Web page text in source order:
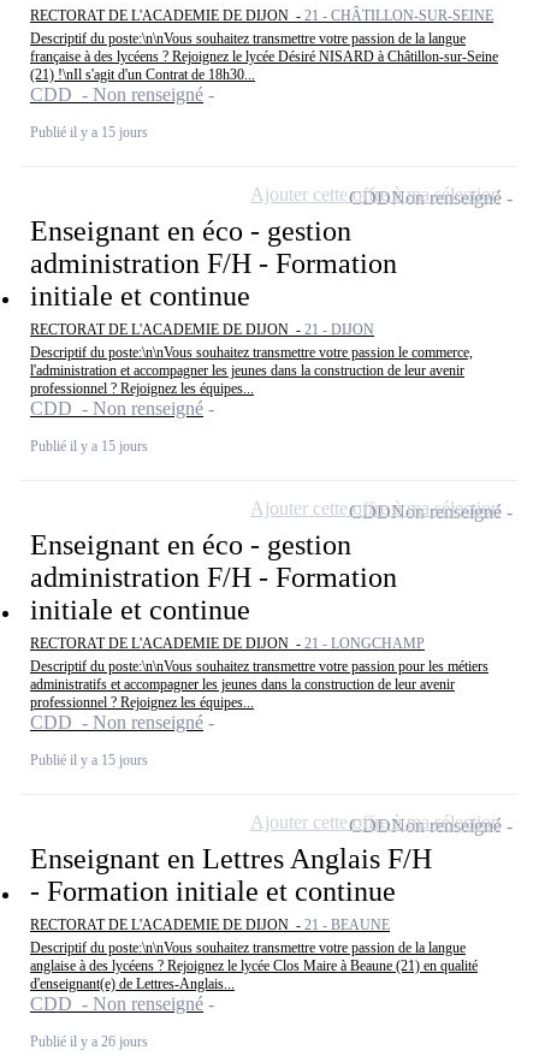
RECTORAT DE L'ACADEMIE DE DIJON - 21 - CHÂTILLON-SUR-SEINE
Descriptif du poste:\n\nVous souhaitez transmettre votre passion de la langue
française à des lycéens ? Rejoignez le lycée Désiré NISARD à Châtillon-sur-Seine
(21) !\nIl s'agit d'un Contrat de 18h30...
CDD - Non renseigné
Publié il y a 15 jours
Enseignant en éco - gestion
administration F/H - Formation
initiale et continue
RECTORAT DE L'ACADEMIE DE DIJON - 21 - DIJON
Descriptif du poste:\n\nVous souhaitez transmettre votre passion le commerce,
l'administration et accompagner les jeunes dans la construction de leur avenir
professionnel ? Rejoignez les équipes...
CDD - Non renseigné
Publié il y a 15 jours
CDDNon renseigné
Ajouter cette offre à ma sélection
Enseignant en éco - gestion
administration F/H - Formation
initiale et continue
RECTORAT DE L'ACADEMIE DE DIJON - 21 - LONGCHAMP
Descriptif du poste:\n\nVous souhaitez transmettre votre passion pour les métiers
administratifs et accompagner les jeunes dans la construction de leur avenir
professionnel ? Rejoignez les équipes...
CDD - Non renseigné
Publié il y a 15 jours
CDDNon renseigné
Ajouter cette offre à ma sélection
Enseignant en Lettres Anglais F/H
- Formation initiale et continue
RECTORAT DE L'ACADEMIE DE DIJON - 21 - BEAUNE
Descriptif du poste:\n\nVous souhaitez transmettre votre passion de la langue
anglaise à des lycéens ? Rejoignez le lycée Clos Maire à Beaune (21) en qualité
d'enseignant(e) de Lettres-Anglais...
CDD - Non renseigné
Publié il y a 26 jours
CDDNon renseigné
Ajouter cette offre à ma sélection